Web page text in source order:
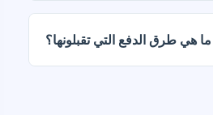
ما هي طرق الدفع التي تقبلونها؟